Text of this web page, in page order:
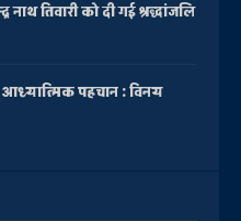
नाथ तिवारी को दी गई श्रद्धांजलि
आध्यात्मिक पहचान : विनय